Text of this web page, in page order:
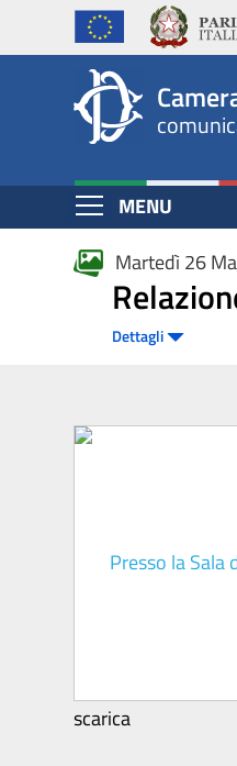
principale
Fotogallery
MENU
Espandi
Contenuto
Martedì 26
Dettagli
scarica